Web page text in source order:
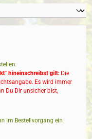
hineinschreibst gilt: Die
Es wird immer
Du Dir unsicher bist,
im Bestellvorgang ein